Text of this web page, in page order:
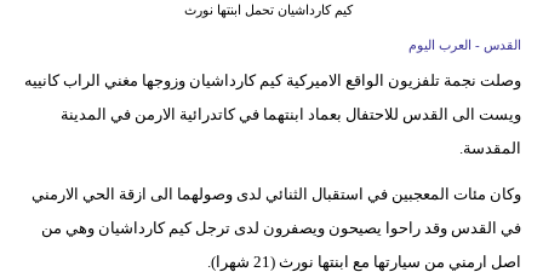
علوم
وتكنولوجيا
مدوَّنات
كيم كارداشيان تحمل ابنتها نورث
القدس - العرب اليوم
وصلت نجمة تلفزيون الواقع الاميركية كيم كارداشيان وزوجها مغني الراب كانييه
ويست الى القدس للاحتفال بعماد ابنتهما في كاتدرائية الارمن في المدينة
المقدسة.
وكان مئات المعجبين في استقبال الثنائي لدى وصولهما الى ازقة الحي الارمني
في القدس وقد راحوا يصيحون ويصفرون لدى ترجل كيم كارداشيان وهي من
اصل ارمني من سيارتها مع ابنتها نورث (21 شهرا).